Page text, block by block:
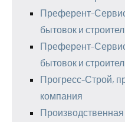
Преферент-
бытовок и
Преферент-
бытовок и
Прогресс-Строй,
компания